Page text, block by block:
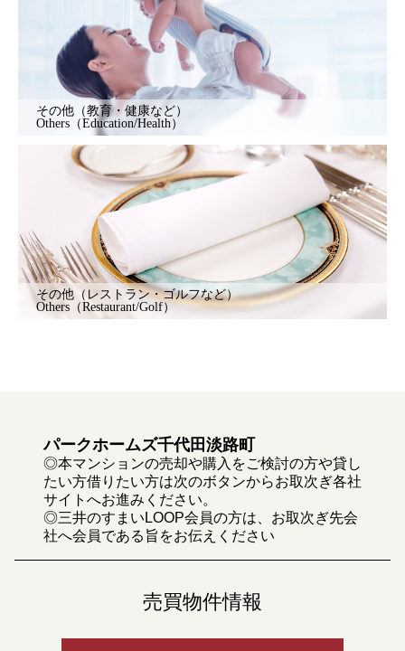
その他（教育・健康など）
Others（Education/Health）
その他（レストラン・ゴルフなど）
Others（Restaurant/Golf）
パークホームズ千代田淡路町
◎本マンションの売却や購入をご検討の方や貸し
たい方借りたい方は次のボタンからお取次ぎ各社
サイトへお進みください。
◎三井のすまいLOOP会員の方は、お取次ぎ先会
社へ会員である旨をお伝えください
売買物件情報